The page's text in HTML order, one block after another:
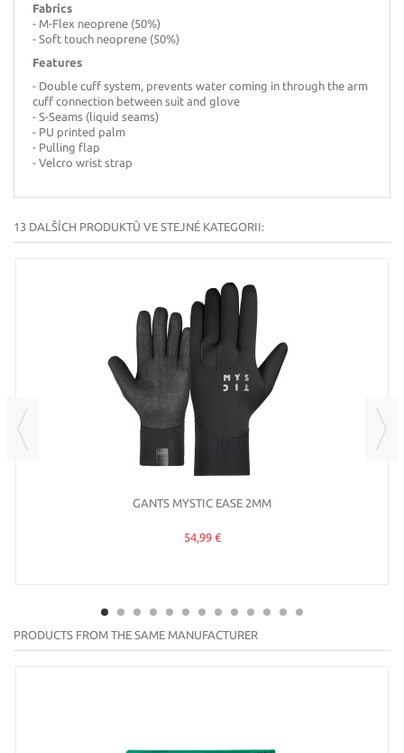
Fabrics
- M-Flex neoprene (50%)
- Soft touch neoprene (50%)
Features
- Double cuff system, prevents water coming in through the arm
cuff connection between suit and glove
- S-Seams (liquid seams)
- PU printed palm
- Pulling flap
- Velcro wrist strap
13 DALŠÍCH PRODUKTŮ VE STEJNÉ KATEGORII:
GANTS MYSTIC EASE 2MM
54,99 €
PRODUCTS FROM THE SAME MANUFACTURER